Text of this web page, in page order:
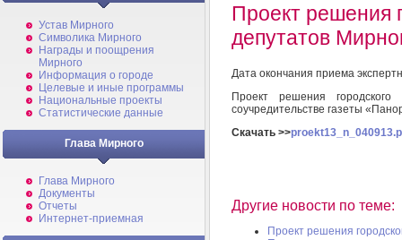
Устав Мирного
Символика Мирного
Награды и поощрения
Мирного
Информация о городе
Целевые и иные программы
Национальные проекты
Статистические данные
Глава Мирного
Глава Мирного
Документы
Отчеты
Интернет-приемная
Проект решения
депутатов
Дата окончания приема
Проект решения
соучредительстве газеты
Скачать >>
Другие новости по теме:
Проект решения